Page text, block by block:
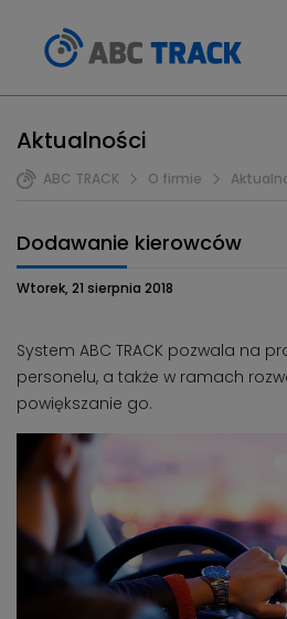
Aktualności
ABC TRACK O firmie
Dodawanie kierowców
Wtorek, 21 sierpnia 2018
System ABC TRACK pozwala na
personelu, a także w ramach
powiększanie go.